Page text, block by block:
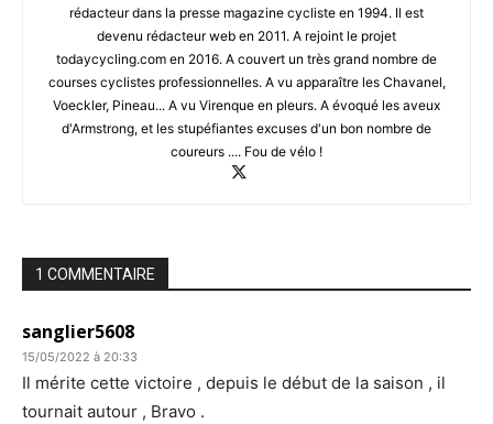
rédacteur dans la presse magazine cycliste en 1994. Il est
devenu rédacteur web en 2011. A rejoint le projet
todaycycling.com en 2016. A couvert un très grand nombre de
courses cyclistes professionnelles. A vu apparaître les Chavanel,
Voeckler, Pineau... A vu Virenque en pleurs. A évoqué les aveux
d'Armstrong, et les stupéfiantes excuses d'un bon nombre de
coureurs .... Fou de vélo !
1 COMMENTAIRE
sanglier5608
15/05/2022 à 20:33
Il mérite cette victoire , depuis le début de la saison , il
tournait autour , Bravo .